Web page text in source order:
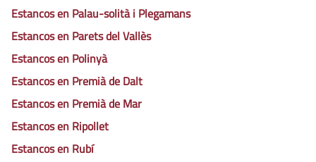
Estancos en Palau-solità i Plegamans
Estancos en Parets del Vallès
Estancos en Polinyà
Estancos en Premià de Dalt
Estancos en Premià de Mar
Estancos en Ripollet
Estancos en Rubí